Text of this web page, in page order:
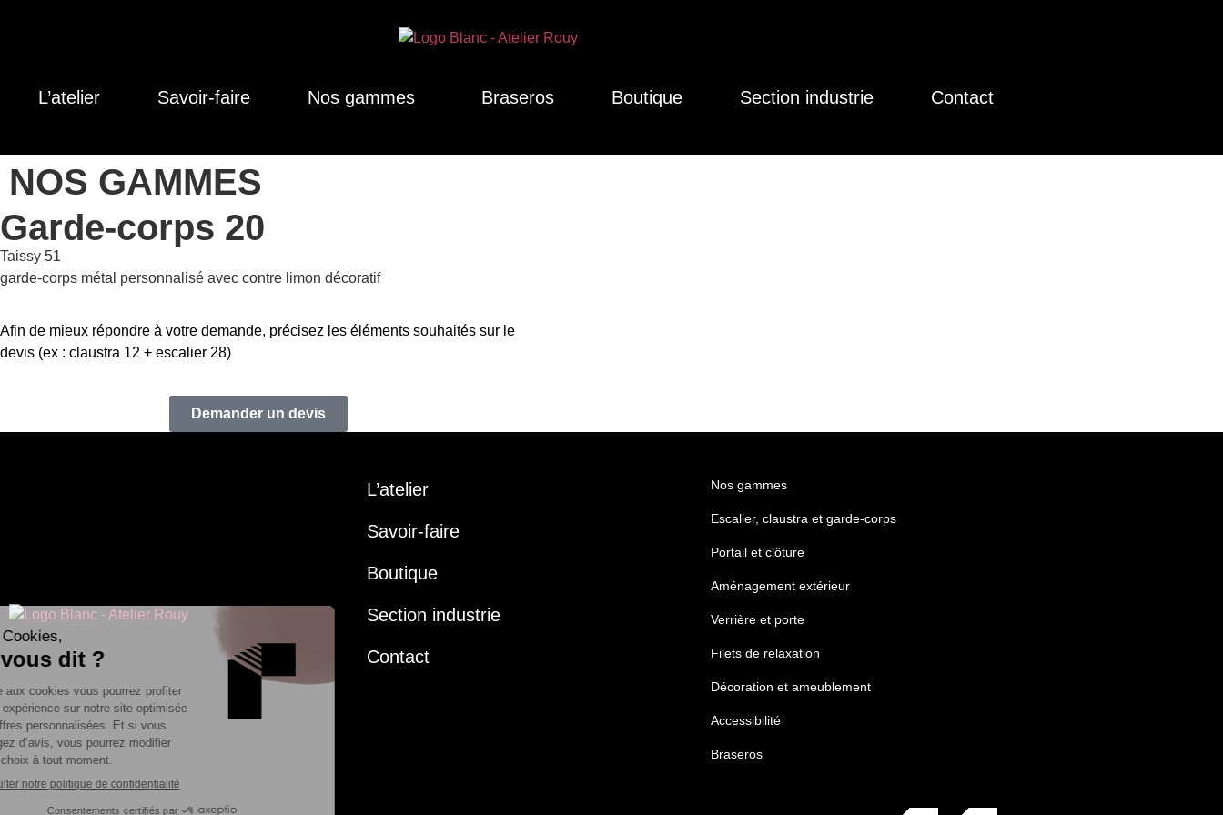
L’atelier Savoir-faire Nos gammes Braseros Boutique Section industrie Contact
NOS GAMMES
Garde-corps 20
Taissy 51
garde-corps métal personnalisé avec contre limon décoratif
Afin de mieux répondre à votre demande, précisez les éléments souhaités sur le
devis (ex : claustra 12 + escalier 28)
Demander un devis
L’atelier
Savoir-faire
Boutique
Section industrie
Contact
Nos gammes
Escalier, claustra et garde-corps
Portail et clôture
Aménagement extérieur
Verrière et porte
Filets de relaxation
Décoration et ameublement
Accessibilité
Braseros